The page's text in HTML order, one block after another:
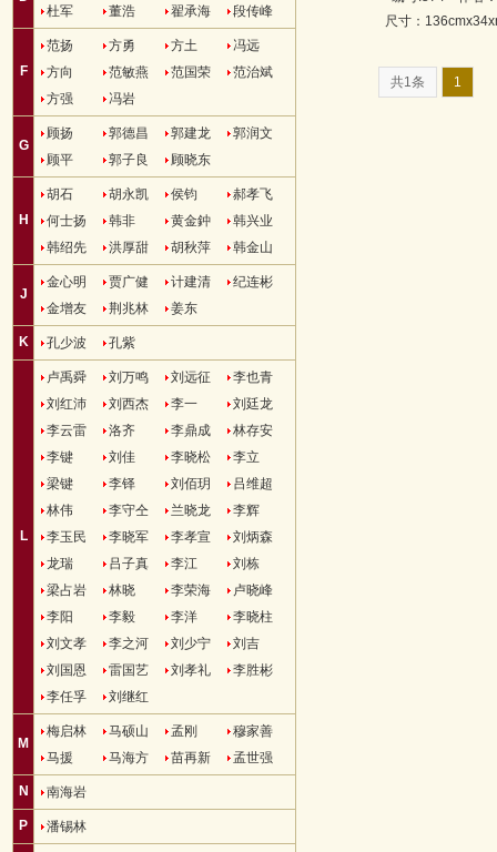
杜军
董浩 翟承海 段传峰
F
范扬 方勇 方土
冯远
方向
范敏燕 范国荣
范治斌
方强
冯岩
G
顾扬 郭德昌 郭建龙
郭润文
顾平
郭子良 顾晓东
H
胡石 胡永凯 侯钧
郝孝飞
何士扬
韩非 黄金鈡
韩兴业
韩绍先
洪厚甜 胡秋萍 韩金山
J
金心明 贾广健 计建清
纪连彬
金增友
荆兆林 姜东
K 孔少波 孔紫
L
卢禹舜 刘万鸣 刘远征
李也青
刘红沛
刘西杰 李一
刘廷龙
李云雷
洛齐 李鼎成
林存安
李键
刘佳 李晓松
李立
梁键
李铎 刘佰玥
吕维超
林伟
李守仝 兰晓龙
李辉
李玉民
李晓军 李孝宣
刘炳森
龙瑞
吕子真 李江
刘栋
梁占岩
林晓 李荣海
卢晓峰
李阳
李毅 李洋
李晓柱
刘文孝
李之河 刘少宁
刘吉
刘国恩
雷国艺 刘孝礼
李胜彬
李任孚
刘继红
M
梅启林 马硕山 孟刚
穆家善
马援
马海方 苗再新 孟世强
N 南海岩
P 潘锡林
尺寸：
共1条 1